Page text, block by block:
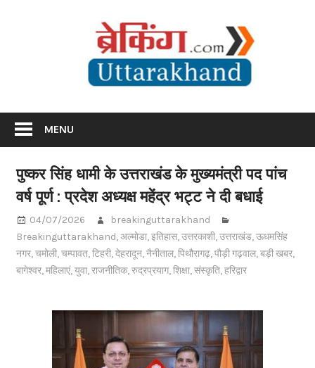
MENU
पुष्कर सिंह धामी के उत्तराखंड के मुख्यमंत्री पद पांच
वर्ष पूर्ण : प्रदेश अध्यक्ष महेंद्र भट्ट ने दी बधाई
04/07/2026
breakinguttarakhand
Breakinguttarakhand,अल्मोडा,इतिहास,उत्तरकाशी,उत्तराखंड,ऊधमसिंह
नगर,चमोली,चम्पावत,टिहरी,देहरादून,नैनीताल,पिथौरागढ़,पौड़ी गढ़वाल,बड़ी खबर,
बागेश्वर,महिलाएं,युवा,राजनीतिक,रुद्रप्रयाग,शिक्षा,संस्कृति,हरिद्वार